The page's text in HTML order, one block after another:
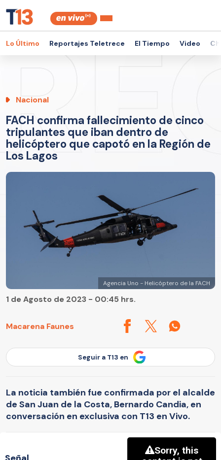
Lo Último Reportajes Teletrece El Tiempo Video
Nacional
FACH confirma fallecimiento de cinco
tripulantes que iban dentro de
helicóptero que capotó en la Región de
Los Lagos
Agencia Uno - Helicóptero de la FACH
Macarena Faunes
1 de Agosto de 2023 - 00:45 hrs.
Seguir a T13 en
La noticia también fue confirmada por el alcalde
de San Juan de la Costa, Bernardo Candia, en
conversación en exclusiva con T13 en Vivo.